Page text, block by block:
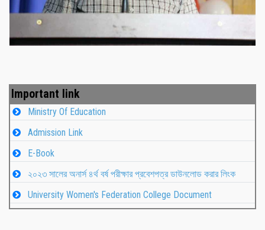
Important link
Ministry Of Education
Admission Link
E-Book
২০২৩ সালের অনার্স ৪র্থ বর্ষ পরীক্ষার প্রবেশপত্র ডাউনলোড করার লিংক
University Women's Federation College Document